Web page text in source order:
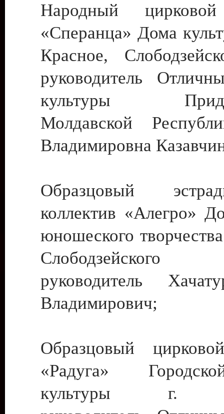
Народный цирковой
«Сперанца» Дома
Красное,
руководитель
культуры
Молдавской
Владимировна
Образцовый
коллектив «Алегро»
юношеского
руководитель
Владимирович;
Образцовый
«Радуга»
культуры г.